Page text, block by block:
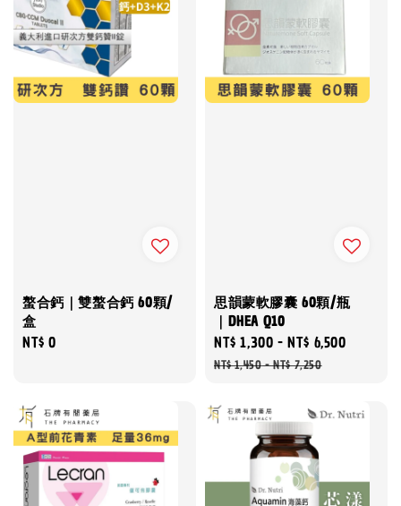
螯合鈣｜雙螯合鈣 60顆/
盒
Regular
NT$ 0
思韻蒙軟膠囊 60顆/瓶
｜DHEA Q10
Sale
price
NT$ 1,300 -NT$ 6,500
NT$ 1,450-NT$ 7,250